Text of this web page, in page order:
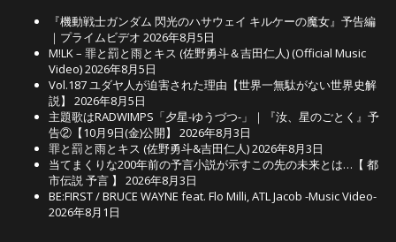
『機動戦士ガンダム 閃光のハサウェイ キルケーの魔女』予告編
｜プライムビデオ 2026年8月5日
M!LK – 罪と罰と雨とキス (佐野勇斗＆吉田仁人) (Official Music
Video)2026年8月5日
Vol.187 ユダヤ人が迫害された理由【世界一無駄がない世界史解
説】
2026年8月5日
主題歌はRADWIMPS「夕星-ゆうづつ-」｜『汝、星のごとく』予
告②【10月9日(金)公開】
2026年8月3日
罪と罰と雨とキス (佐野勇斗&吉田仁人)2026年8月3日
当てまくりな200年前の予言小説が示すこの先の未来とは…【 都
市伝説 予言 】
2026年8月3日
BE:FIRST / BRUCE WAYNE feat. Flo Milli, ATL Jacob -Music Video-
2026年8月1日